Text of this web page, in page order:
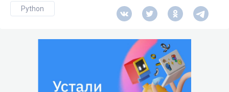
Python